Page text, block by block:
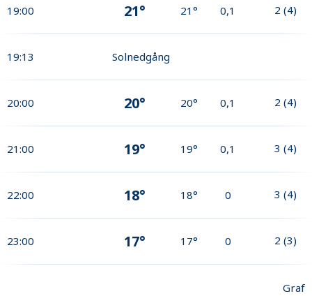
19:00 21° 21° 0,1 2 (4)
19:13 Solnedgång
20:00 20° 20° 0,1 2 (4)
21:00 19° 19° 0,1 3 (4)
22:00 18° 18° 0 3 (4)
23:00 17° 17° 0 2 (3)
Graf